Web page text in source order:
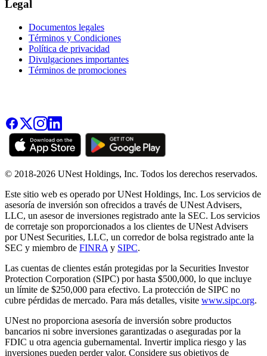
Legal
Documentos legales
Términos y Condiciones
Política de privacidad
Divulgaciones importantes
Términos de promociones
© 2018-2026 UNest Holdings, Inc. Todos los derechos reservados.
Este sitio web es operado por UNest Holdings, Inc. Los servicios de
asesoría de inversión son ofrecidos a través de UNest Advisers,
LLC, un asesor de inversiones registrado ante la SEC. Los servicios
de corretaje son proporcionados a los clientes de UNest Advisers
por UNest Securities, LLC, un corredor de bolsa registrado ante la
SEC y miembro de FINRA y SIPC.
Las cuentas de clientes están protegidas por la Securities Investor
Protection Corporation (SIPC) por hasta $500,000, lo que incluye
un límite de $250,000 para efectivo. La protección de SIPC no
cubre pérdidas de mercado. Para más detalles, visite www.sipc.org.
UNest no proporciona asesoría de inversión sobre productos
bancarios ni sobre inversiones garantizadas o aseguradas por la
FDIC u otra agencia gubernamental. Invertir implica riesgo y las
inversiones pueden perder valor. Considere sus objetivos de